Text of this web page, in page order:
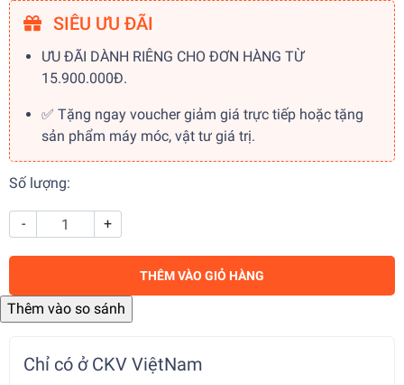
SIÊU ƯU ĐÃI
ƯU ĐÃI DÀNH RIÊNG CHO ĐƠN HÀNG TỪ
15.900.000Đ.
✅ Tặng ngay voucher giảm giá trực tiếp hoặc tặng
sản phẩm máy móc, vật tư giá trị.
Số lượng:
- +
THÊM VÀO GIỎ HÀNG
Chỉ có ở CKV ViệtNam